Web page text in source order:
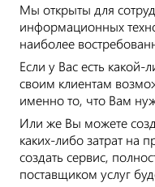
Мы открыты для
информационных
наиболее
Если у Вас есть
своим клиентам
именно то, что Вам
Или же Вы можете
каких-либо затрат на
создать сервис,
поставщиком услуг